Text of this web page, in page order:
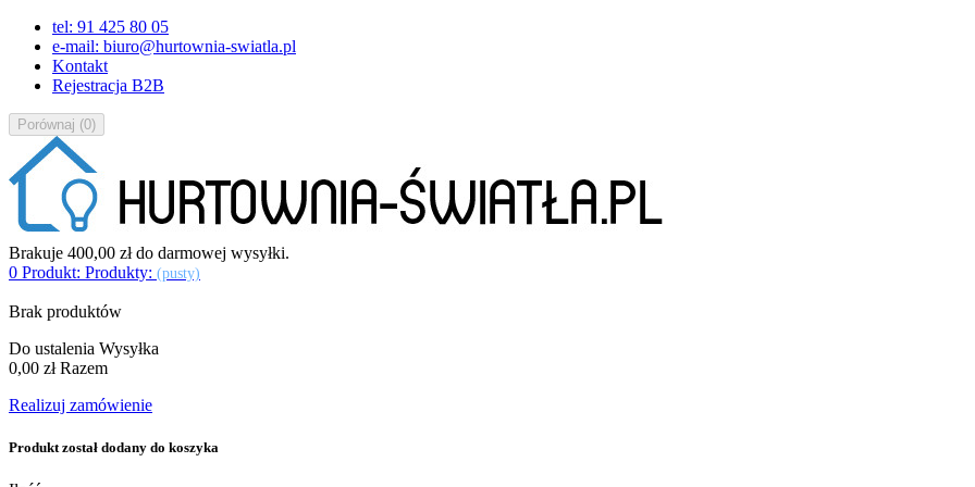
tel: 91 425 80 05
e-mail: biuro@hurtownia-swiatla.pl
Kontakt
Rejestracja B2B
Porównaj (0)
Brakuje 400,00 złdo darmowej wysyłki.
0 Produkt: Produkty: (pusty)
Brak produktów
Do ustalenia Wysyłka
0,00 zł Razem
Realizuj zamówienie
Produkt został dodany do koszyka